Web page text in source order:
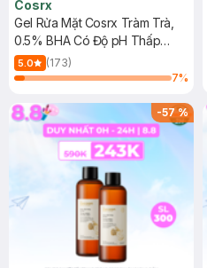
Cosrx
Gel Rửa Mặt Cosrx Tràm Trà,
0.5% BHA Có Độ pH Thấp
150ml
5.0
(173)
7%
-57%